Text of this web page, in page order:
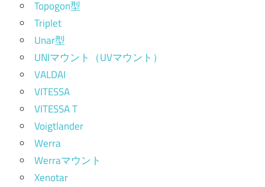
Topogon型
Triplet
Unar型
UNIマウント（UVマウント）
VALDAI
VITESSA
VITESSA T
Voigtlander
Werra
Werraマウント
Xenotar